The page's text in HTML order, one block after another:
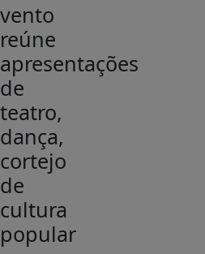
vento
reúne
apresentações
de
teatro,
dança,
cortejo
de
cultura
popular